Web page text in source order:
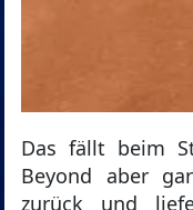
Das fällt beim
Beyond aber
zurück und